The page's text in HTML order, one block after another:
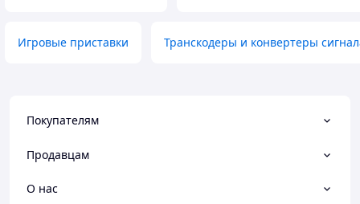
Игровые приставки Транскодеры и конвертеры
Покупателям
Продавцам
О нас